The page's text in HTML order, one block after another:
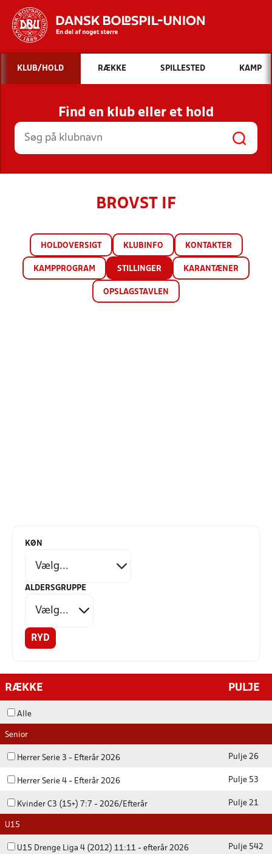
Hvad vil du søge efter?
INDHOLD OG NYHEDER
STILLINGER, RESULTATER, KLUBBER OG
HOLD
KLUB/HOLD RÆKKE SPILLESTED KAMP
Find en klub eller et hold
BROVST IF
HOLDOVERSIGT KLUBINFO KONTAKTER
KAMPPROGRAM STILLINGER KARANTÆNER
OPSLAGSTAVLEN
KØN
ALDERSGRUPPE
RYD
RÆKKE PULJE
Alle
Senior
Herrer Serie 3 - Efterår 2026 Pulje 26
Herrer Serie 4 - Efterår 2026 Pulje 53
Kvinder C3 (15+) 7:7 - 2026/Efterår Pulje 21
U15
U15 Drenge Liga 4 (2012) 11:11 - efterår 2026 Pulje 542